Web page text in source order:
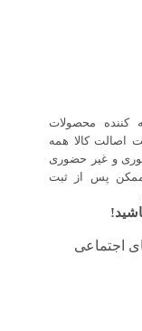
کننده محصولات
اصالت کالا همه
و غیر حضوری
پس از ثبت